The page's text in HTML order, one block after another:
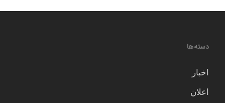
دسته‌ها
اخبار
اعلان